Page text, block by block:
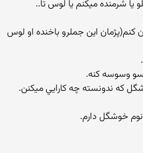
يا شرمنده ميكنم يا لوس تا..
كنم(پژمان اين جملرو باخنده او لوس
كه ندونسته چه كارايي ميكنن.